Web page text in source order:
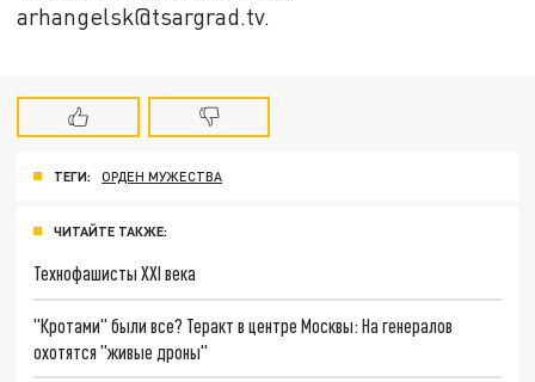
arhangelsk@tsargrad.tv.
ТЕГИ: ОРДЕН МУЖЕСТВА
ЧИТАЙТЕ ТАКЖЕ:
Технофашисты XXI века
"Кротами" были все? Теракт в центре Москвы: На генералов
охотятся "живые дроны"